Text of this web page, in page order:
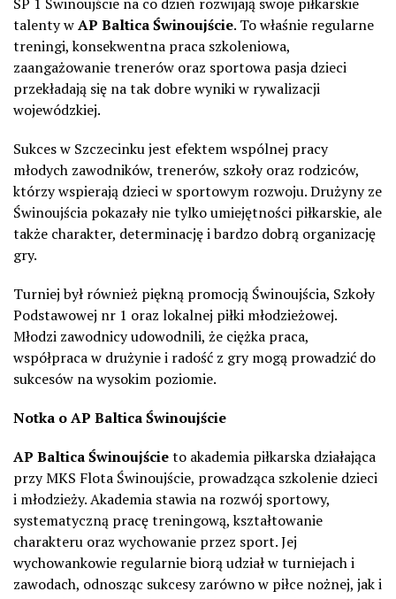
talenty wAP Baltica Świnoujście. To właśnie regularne
treningi, konsekwentna praca szkoleniowa,
zaangażowanie trenerów oraz sportowa pasja dzieci
przekładają się na tak dobre wyniki w rywalizacji
wojewódzkiej.
Sukces w Szczecinku jest efektem wspólnej pracy
młodych zawodników, trenerów, szkoły oraz rodziców,
którzy wspierają dzieci w sportowym rozwoju. Drużyny ze
Świnoujścia pokazały nie tylko umiejętności piłkarskie, ale
także charakter, determinację i bardzo dobrą organizację
gry.
Turniej był również piękną promocją Świnoujścia, Szkoły
Podstawowej nr 1 oraz lokalnej piłki młodzieżowej.
Młodzi zawodnicy udowodnili, że ciężka praca,
współpraca w drużynie i radość z gry mogą prowadzić do
sukcesów na wysokim poziomie.
Notka o AP Baltica Świnoujście
AP Baltica Świnoujścieto akademia piłkarska działająca
przy MKS Flota Świnoujście, prowadząca szkolenie dzieci
i młodzieży. Akademia stawia na rozwój sportowy,
systematyczną pracę treningową, kształtowanie
charakteru oraz wychowanie przez sport. Jej
wychowankowie regularnie biorą udział w turniejach i
zawodach, odnosząc sukcesy zarówno w piłce nożnej, jak i